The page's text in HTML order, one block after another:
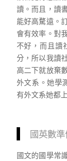
讀。而且，讀
能好高騖遠。
會有效率。對
不好，而且讀
分，所以我讀
高二下就放棄
外文系。她學
有外文系她都
國英數準
國文的國學常